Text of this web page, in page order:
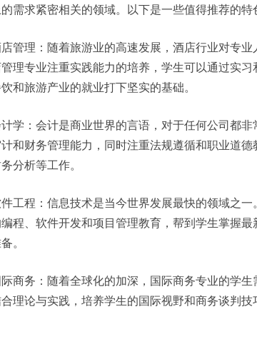
需求紧密相关的领域。以下是一些值得推荐的特
管理：随着旅游业的高速发展，酒店行业对专
理专业注重实践能力的培养，学生可以通过实
和旅游产业的就业打下坚实的基础。
学：会计是商业世界的言语，对于任何公司都
和财务管理能力，同时注重法规遵循和职业道
分析等工作。
工程：信息技术是当今世界发展最快的领域之
程、软件开发和项目管理教育，帮到学生掌握
。
商务：随着全球化的加深，国际商务专业的学
理论与实践，培养学生的国际视野和商务谈判